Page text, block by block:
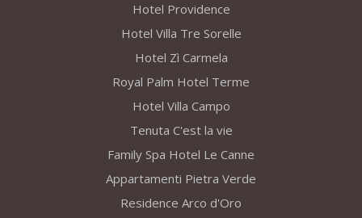
Hotel Providence
Hotel Villa Tre Sorelle
Hotel Zì Carmela
Royal Palm Hotel Terme
Hotel Villa Campo
Tenuta C'est la vie
Family Spa Hotel Le Canne
Appartamenti Pietra Verde
Residence Arco d'Oro